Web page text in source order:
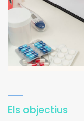
Els objectius